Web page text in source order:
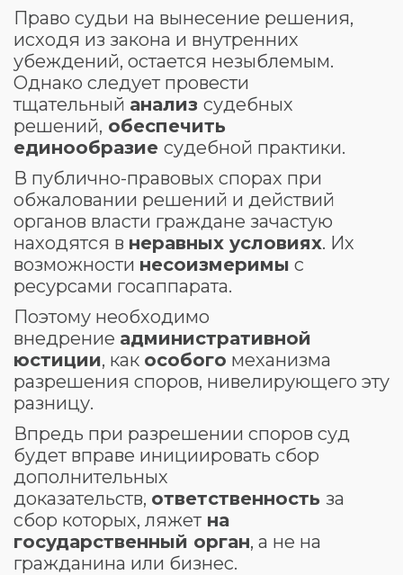
Право судьи на вынесение решения,
исходя из закона и внутренних
убеждений, остается незыблемым.
Однако следует провести
тщательный анализ судебных
решений, обеспечить
единообразие судебной практики.
В публично-правовых спорах при
обжаловании решений и действий
органов власти граждане зачастую
находятся в неравных условиях. Их
возможности несоизмеримы с
ресурсами госаппарата.
Поэтому необходимо
внедрение административной
юстиции, как особого механизма
разрешения споров, нивелирующего эту
разницу.
Впредь при разрешении споров суд
будет вправе инициировать сбор
дополнительных
доказательств, ответственность за
сбор которых, ляжет на
государственный орган, а не на
гражданина или бизнес.